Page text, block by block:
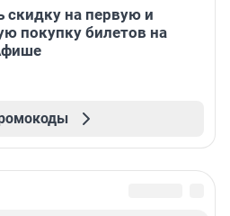
скидку на первую и
покупку билетов на